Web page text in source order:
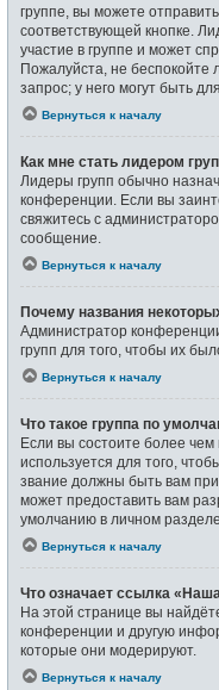
группе, вы можете
соответствующей кнопке.
участие в группе и может
Пожалуйста, не беспокойте
запрос; у него могут быть
Вернуться к началу
Как мне стать лидером
Лидеры групп обычно
конференции. Если вы
свяжитесь с
сообщение.
Вернуться к началу
Почему названия
Администратор
групп для того, чтобы их
Вернуться к началу
Что такое группа по
Если вы состоите более
используется для того,
звание должны быть вам
может предоставить вам
умолчанию в личном разделе.
Вернуться к началу
Что означает ссылка
На этой странице вы
конференции и другую
которые они модерируют.
Вернуться к началу